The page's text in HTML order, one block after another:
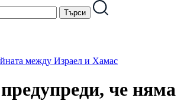
между Израел и Хамас
че няма